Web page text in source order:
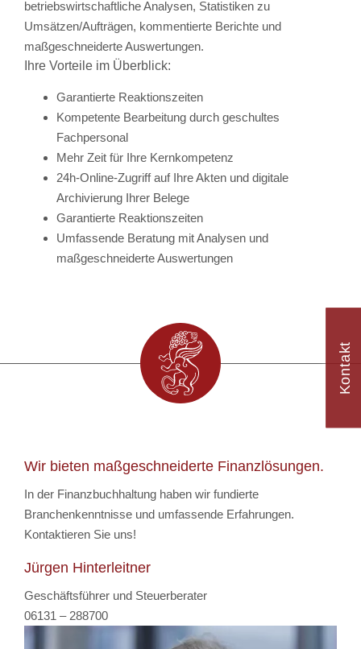
betriebswirtschaftliche Analysen, Statistiken zu
Umsätzen/Aufträgen, kommentierte Berichte und
maßgeschneiderte Auswertungen.
Ihre Vorteile im Überblick:
Garantierte Reaktionszeiten
Kompetente Bearbeitung durch geschultes
Fachpersonal
Mehr Zeit für Ihre Kernkompetenz
24h-Online-Zugriff auf Ihre Akten und digitale
Archivierung Ihrer Belege
Garantierte Reaktionszeiten
Umfassende Beratung mit Analysen und
maßgeschneiderte Auswertungen
Wir bieten maßgeschneiderte Finanzlösungen.
In der Finanzbuchhaltung haben wir fundierte
Branchenkenntnisse und umfassende Erfahrungen.
Kontaktieren Sie uns!
Jürgen Hinterleitner
Geschäftsführer und Steuerberater
06131 – 288700
Kontakt